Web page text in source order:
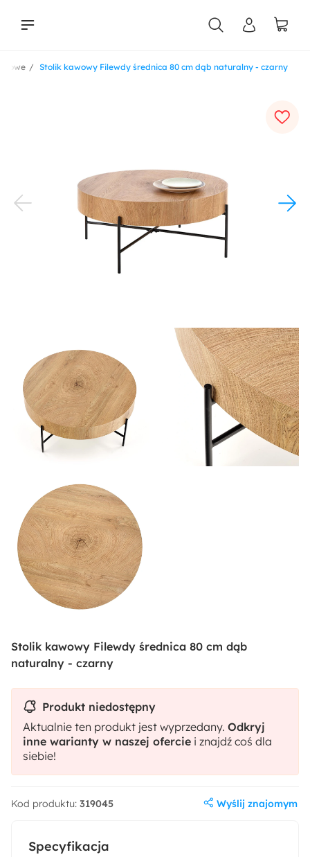
Stolik kawowy Filewdy średnica 80 cm dąb naturalny - czarny
Specyfikacja
Stolik kawowy Filewdy średnica 80 cm dąb
naturalny - czarny
Produkt niedostępny
Aktualnie ten produkt jest wyprzedany. Odkryj
inne warianty w naszej ofercie i znajdź coś dla
siebie!
Kod produktu: 319045 Wyślij znajomym